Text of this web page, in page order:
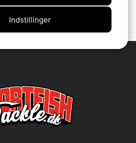
Indstillinger